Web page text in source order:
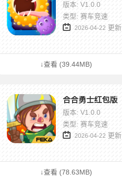
版本: V1.0.0
类型: 赛车竞速
2026-04-22 更新
↓查看 (39.44MB)
合合勇士红包版
版本: V1.0.0
类型: 赛车竞速
2026-04-22 更新
↓查看 (78.63MB)